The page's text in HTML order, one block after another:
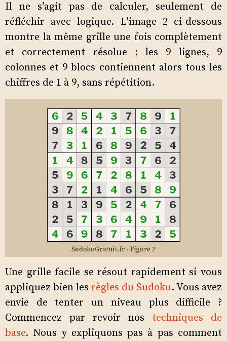
Il ne s’agit pas de calculer, seulement de
réfléchir avec logique. L’image 2 ci-dessous
montre la même grille une fois complètement
et correctement résolue : les 9 lignes, 9
colonnes et 9 blocs contiennent alors tous les
chiffres de 1 à 9, sans répétition.
Une grille facile se résout rapidement si vous
appliquez bien les règles du Sudoku. Vous avez
envie de tenter un niveau plus difficile ?
Commencez par revoir nos techniques de
base. Nous y expliquons pas à pas comment